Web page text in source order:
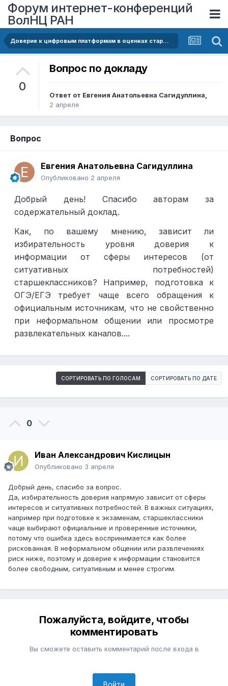
Форум интернет-конференций
ВолНЦ РАН
Доверие к цифровым платформам в оценках старшеклассников
0
Вопрос по докладу
Ответ от Евгения Анатольевна Сагидуллина,
2 апреля
Вопрос
Евгения Анатольевна Сагидуллина
Опубликовано 2 апреля
Добрый день! Спасибо авторам за
содержательный доклад.
Как, по вашему мнению, зависит ли
избирательность уровня доверия к
информации от сферы интересов (от
ситуативных потребностей)
старшеклассников? Например, подготовка к
ОГЭ/ЕГЭ требует чаще всего обращения к
официальным источникам, что не свойственно
при неформальном общении или просмотре
развлекательных каналов....
СОРТИРОВАТЬ ПО ГОЛОСАМ СОРТИРОВАТЬ ПО ДАТЕ
0
Иван Александрович Кислицын
Опубликовано 3 апреля
Добрый день, спасибо за вопрос.
Да, избирательность доверия напрямую зависит от сферы
интересов и ситуативных потребностей. В важных ситуациях,
например при подготовке к экзаменам, старшеклассники
чаще выбирают официальные и проверенные источники,
потому что ошибка здесь воспринимается как более
рискованная. В неформальном общении или развлечениях
риск ниже, поэтому и доверие к информации становится
более свободным, ситуативным и менее строгим.
Пожалуйста, войдите, чтобы
комментировать
Вы сможете оставить комментарий после входа в